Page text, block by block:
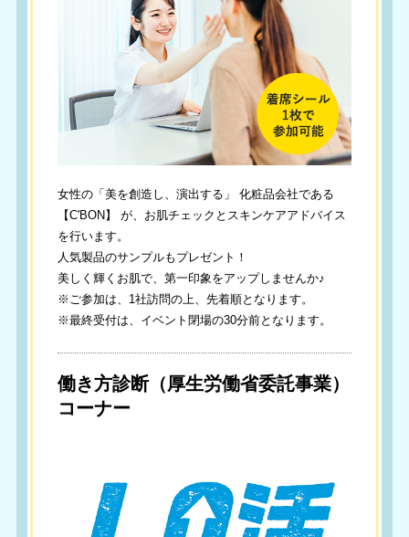
女性の「美を創造し、演出する」 化粧品会社である
【C'BON】 が、お肌チェックとスキンケアアドバイス
を行います。
人気製品のサンプルもプレゼント！
美しく輝くお肌で、第一印象をアップしませんか♪
※ご参加は、1社訪問の上、先着順となります。
※最終受付は、イベント閉場の30分前となります。
働き方診断（厚生労働省委託事業）
コーナー